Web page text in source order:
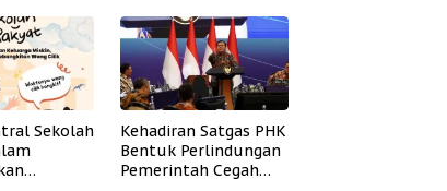
Sekolah
Kehadiran Satgas PHK
Bentuk Perlindungan
Pemerintah Cegah